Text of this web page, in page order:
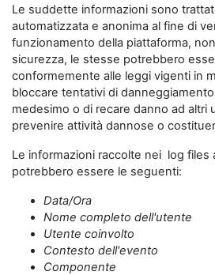
Le suddette informazioni sono
automatizzata e anonima al fine di
funzionamento della piattaforma,
sicurezza, le stesse potrebbero
conformemente alle leggi vigenti in
bloccare tentativi di
medesimo o di recare danno ad altri
prevenire attività dannose o
Le informazioni raccolte nei log files
potrebbero essere le seguenti:
Data/Ora
Nome completo dell'utente
Utente coinvolto
Contesto dell'evento
Componente